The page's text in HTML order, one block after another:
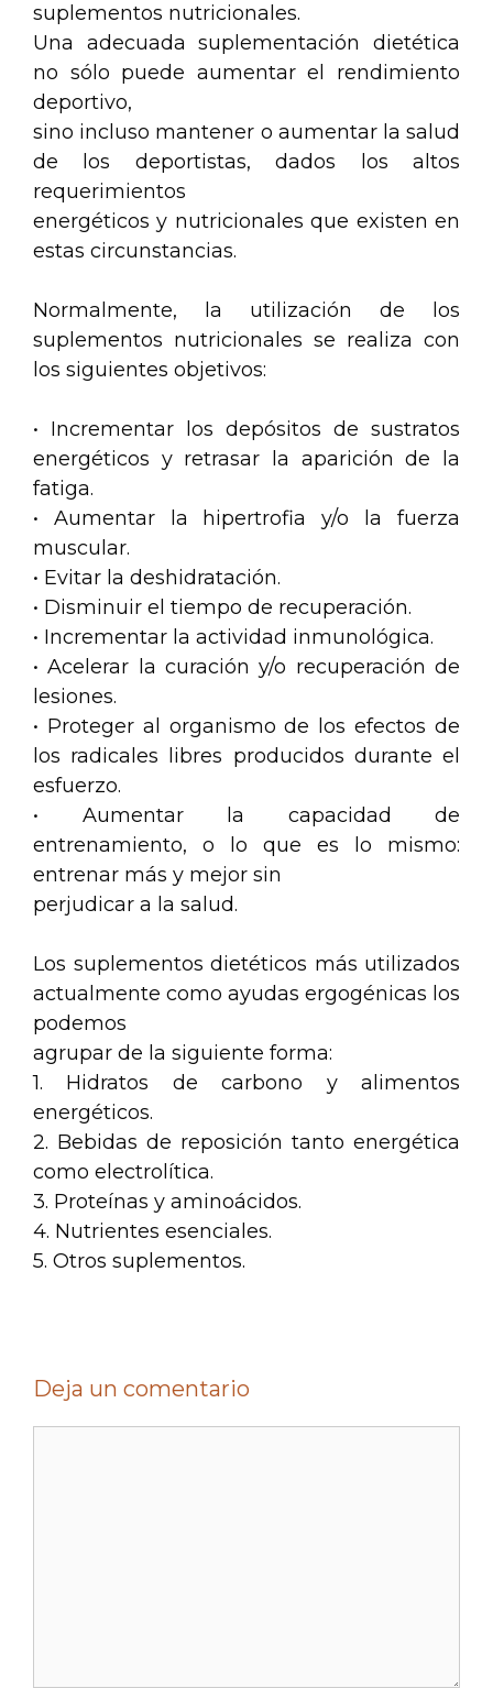
suplementos nutricionales.
Una adecuada suplementación dietética
no sólo puede aumentar el rendimiento
deportivo,
sino incluso mantener o aumentar la salud
de los deportistas, dados los altos
requerimientos
energéticos y nutricionales que existen en
estas circunstancias.
Normalmente, la utilización de los
suplementos nutricionales se realiza con
los siguientes objetivos:
• Incrementar los depósitos de sustratos
energéticos y retrasar la aparición de la
fatiga.
• Aumentar la hipertrofia y/o la fuerza
muscular.
• Evitar la deshidratación.
• Disminuir el tiempo de recuperación.
• Incrementar la actividad inmunológica.
• Acelerar la curación y/o recuperación de
lesiones.
• Proteger al organismo de los efectos de
los radicales libres producidos durante el
esfuerzo.
• Aumentar la capacidad de
entrenamiento, o lo que es lo mismo:
entrenar más y mejor sin
perjudicar a la salud.
Los suplementos dietéticos más utilizados
actualmente como ayudas ergogénicas los
podemos
agrupar de la siguiente forma:
1. Hidratos de carbono y alimentos
energéticos.
2. Bebidas de reposición tanto energética
como electrolítica.
3. Proteínas y aminoácidos.
4. Nutrientes esenciales.
5. Otros suplementos.
Deja un comentario